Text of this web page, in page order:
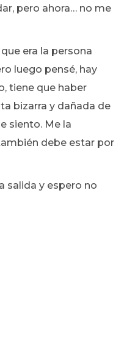
pero ahora… no me
era la persona
luego pensé, hay
tiene que haber
bizarra y dañada de
siento. Me la
debe estar por
salida y espero no